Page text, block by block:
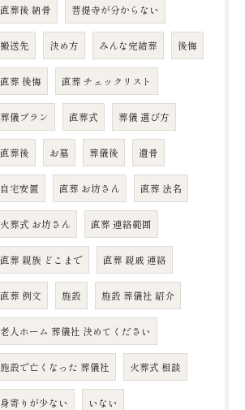
直葬後 納骨 菩提寺が分からない
搬送先 決め方 みんな完結葬 後悔
直葬 後悔 直葬 チェックリスト
葬儀プラン 直葬式 葬儀 選び方
直葬後 お墓 葬儀後 遺骨
自宅安置 直葬 お坊さん 直葬 法名
火葬式 お坊さん 直葬 連絡範囲
直葬 親族 どこまで 直葬 親戚 連絡
直葬 例文 施設 施設 葬儀社 紹介
老人ホーム 葬儀社 決めてください
施設で亡くなった 葬儀社 火葬式 相談
身寄りが少ない いない